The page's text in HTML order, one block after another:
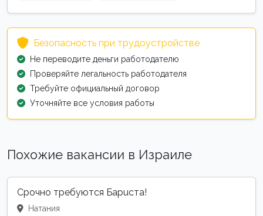
Безопасность при трудоустройстве
Не переводите деньги работодателю
Проверяйте легальность работодателя
Требуйте официальный договор
Уточняйте все условия работы
Похожие вакансии в Израиле
Сpoчно требуются Баpuста!
Натания